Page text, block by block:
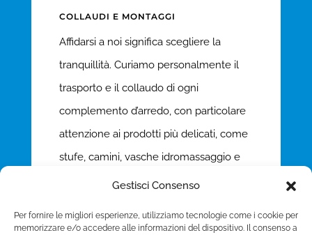
Gestisci Consenso
Per fornire le migliori esperienze, utilizziamo tecnologie come i cookie per
memorizzare e/o accedere alle informazioni del dispositivo. Il consenso a
COLLAUDI E MONTAGGI
Affidarsi a noi significa scegliere la
tranquillità. Curiamo personalmente il
trasporto e il collaudo di ogni
complemento d’arredo, con particolare
attenzione ai prodotti più delicati, come
stufe, camini, vasche idromassaggio e
pavimenti speciali.
accurati per valutare le esigenze